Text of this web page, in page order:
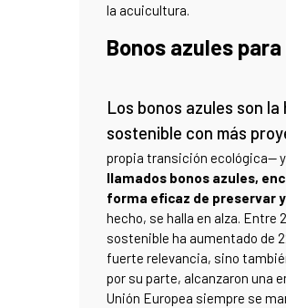
la acuicultura.
Bonos azules
Los bonos azules son
sostenible con más
propia transición ecológica—
llamados bonos azules,
forma eficaz de preservar
hecho, se halla en alza. Entre
sostenible ha aumentado de
fuerte relevancia, sino
por su parte, alcanzaron una
Unión Europea siempre se